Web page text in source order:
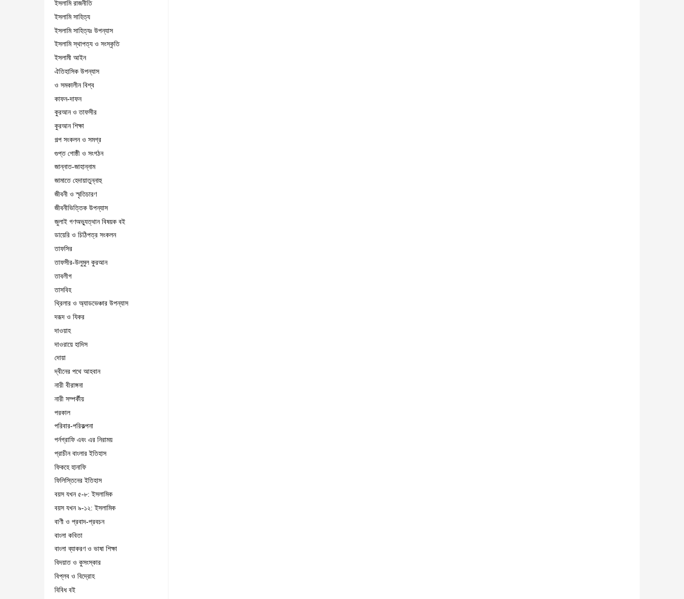
ইসলামি রাজনীতি
ইসলামি সাহিত্য
ইসলামি সাহিত্যঃ উপন্যাস
ইসলামি স্থাপত্য ও সংস্কৃতি
ইসলামী আইন
ঐতিহাসিক উপন্যাস
ও সমকালীন বিশ্ব
কাফন-দাফন
কুরআন ও তাফসীর
কুরআন শিক্ষা
গল্প সংকলন ও সমগ্র
গুপ্ত গোষ্ঠী ও সংগঠন
জান্নাত-জাহান্নাম
জামাতে হেদায়াতুন্নাহু
জীবনী ও স্মৃতিচারণ
জীবনীভিত্তিক উপন্যাস
জুলাই গণঅভ্যুত্থান বিষয়ক বই
ডায়েরি ও চিঠিপত্র সংকলন
তাফসির
তাফসীর-উলুমুল কুরআন
তাবলীগ
তাসবিহ
থ্রিলার ও অ্যাডভেঞ্চার উপন্যাস
দরূদ ও যিকর
দাওয়াহ
দাওরায়ে হাদিস
দোয়া
দ্বীনের পথে আহবান
নারী বীরাঙ্গনা
নারী সম্পর্কীয়
পরকাল
পরিবার-পরিকল্পনা
পর্নগ্রাফি এবং এর নিরাময়
প্রাচীন বাংলার ইতিহাস
ফিকহে হানাফি
ফিলিস্তিনের ইতিহাস
বয়স যখন ৫-৮: ইসলামিক
বয়স যখন ৯-১২: ইসলামিক
বাণী ও প্রবাদ-প্রবচন
বাংলা কবিতা
বাংলা ব্যাকরণ ও ভাষা শিক্ষা
বিদয়াত ও কুসংস্কার
বিপ্লব ও বিদ্রোহ
বিবিধ বই